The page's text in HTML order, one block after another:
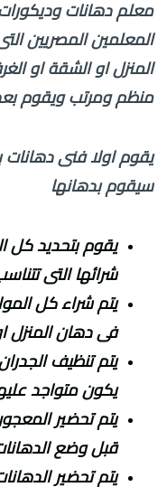
معلم دهانات
المعلمين المصريين
المنزل او الشقة او
منظم ومرتب ويقوم
يقوم اولا فنى
سيقوم بدهانها
يقوم بتحديد كل
شرائها التى
يتم شراء كل
فى دهان المنزل
يتم تنظيف
يكون متواجد
يتم تحضير
قبل وضع
يتم تحضير